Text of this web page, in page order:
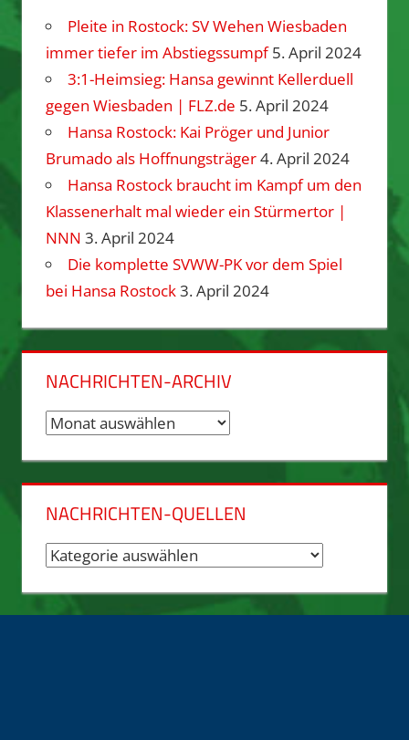
Pleite in Rostock: SV Wehen Wiesbaden
immer tiefer im Abstiegssumpf 5. April 2024
3:1-Heimsieg: Hansa gewinnt Kellerduell
gegen Wiesbaden | FLZ.de 5. April 2024
Hansa Rostock: Kai Pröger und Junior
Brumado als Hoffnungsträger4. April 2024
Hansa Rostock braucht im Kampf um den
Klassenerhalt mal wieder ein Stürmertor |
NNN 3. April 2024
Die komplette SVWW-PK vor dem Spiel
bei Hansa Rostock3. April 2024
NACHRICHTEN-ARCHIV
Nachrichten-
NACHRICHTEN-QUELLEN
Nachrichten-